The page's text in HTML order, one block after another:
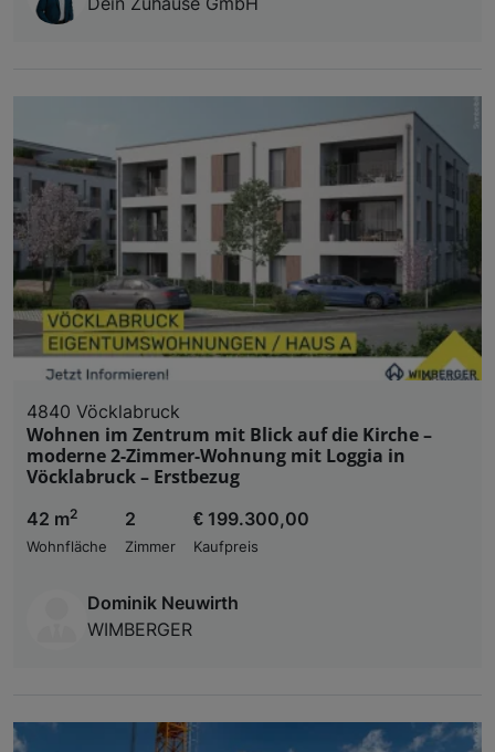
4840 Vöcklabruck
Wohnen im Zentrum mit Blick auf die Kirche –
moderne 2-Zimmer-Wohnung mit Loggia in
Vöcklabruck – Erstbezug
42 m2
Wohnfläche
2
Zimmer
€ 199.300,00
Kaufpreis
Dominik Neuwirth
WIMBERGER